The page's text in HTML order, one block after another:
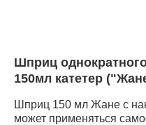
Шприц
150мл катетер
Шприц 150 мл Жане с
может применяться